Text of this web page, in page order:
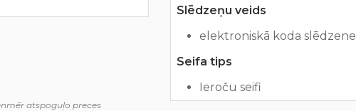
atspoguļo preces
Slēdzeņu veids
elektroniskā koda slēdzene
Seifa tips
Ieroču seifi